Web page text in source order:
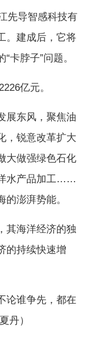
导智感科技有
。建成后，它将
卡脖子”问题。
亿元。
东风，聚焦油
，锐意改革扩大
大做强绿色石化
水产品加工……
澎湃势能。
海洋经济的独
的持续快速增
谁争先，都在
丹）